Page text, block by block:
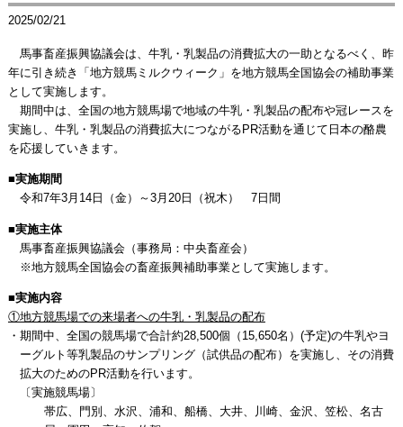
2025/02/21
馬事畜産振興協議会は、牛乳・乳製品の消費拡大の一助となるべく、昨
年に引き続き「地方競馬ミルクウィーク」を地方競馬全国協会の補助事業
として実施します。
期間中は、全国の地方競馬場で地域の牛乳・乳製品の配布や冠レースを
実施し、牛乳・乳製品の消費拡大につながるPR活動を通じて日本の酪農
を応援していきます。
■実施期間
令和7年3月14日（金）～3月20日（祝木） 7日間
■実施主体
馬事畜産振興協議会（事務局：中央畜産会）
※地方競馬全国協会の畜産振興補助事業として実施します。
■実施内容
①地方競馬場での来場者への牛乳・乳製品の配布
・期間中、全国の競馬場で合計約28,500個（15,650名）(予定)の牛乳やヨ
ーグルト等乳製品のサンプリング（試供品の配布）を実施し、その消費
拡大のためのPR活動を行います。
〔実施競馬場〕
帯広、門別、水沢、浦和、船橋、大井、川崎、金沢、笠松、名古